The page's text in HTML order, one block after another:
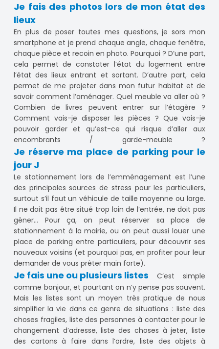
Je fais des photos lors de mon état des
lieux
En plus de poser toutes mes questions, je sors mon
smartphone et je prend chaque angle, chaque fenêtre,
chaque pièce et recoin en photo. Pourquoi ? D’une part,
cela permet de constater l’état du logement entre
l’état des lieux entrant et sortant. D’autre part, cela
permet de me projeter dans mon futur habitat et de
savoir comment l’aménager. Quel meuble va aller où ?
Combien de livres peuvent entrer sur l’étagère ?
Comment vais-je disposer les pièces ? Que vais-je
pouvoir garder et qu’est-ce qui risque d’aller aux
encombrants / garde-meuble ?
Je réserve ma place de parking pour le
jour J
Le stationnement lors de l’emménagement est l’une
des principales sources de stress pour les particuliers,
surtout s’il faut un véhicule de taille moyenne ou large.
Il ne doit pas être situé trop loin de l’entrée, ne doit pas
gêner… Pour ça, on peut réserver sa place de
stationnement à la mairie, ou on peut aussi louer une
place de parking entre particuliers, pour découvrir ses
nouveaux voisins (et pourquoi pas, en profiter pour leur
demander de vous prêter main forte).
Je fais une ou plusieurs listes C’est simple
comme bonjour, et pourtant on n’y pense pas souvent.
Mais les listes sont un moyen très pratique de nous
simplifier la vie dans ce genre de situations : liste des
choses fragiles, liste des personnes à contacter pour le
changement d’adresse, liste des choses à jeter, liste
des cartons à faire dans l’ordre, liste des objets à